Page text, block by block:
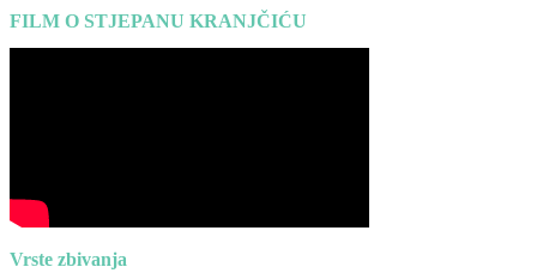
FILM O STJEPANU KRANJČIĆU
Vrste zbivanja